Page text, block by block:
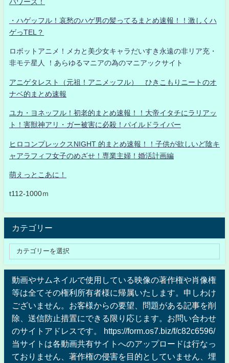
・ハゲッフル！哀愁のハゲ男の髪ってるまとめ速報！！激しくハ
ゲっTEL？
ロボットアニメ！メカと美少女キャラだいすき永遠の非リア充・
非モテ星人 ！あらゆるマニアの為のマニアックサイト
アニゲタレスト（元祖！アニメッフル） ひきこもりニートのオ
ナベ的まとめ速報
ユカ・ヨネッフル！初老的まとめ速報！！大帝イタチにラリアッ
ト！害獣神アリ・ガー被害に必殺！パイルドライバー
ヒロコンプレックスNIGHT 的まとめ速報！！子供が欲しいど陰キ
ャアラフィフ女子のめざせ！専業主婦！婚活計画編
萌えっとこあに！
t112-1000ｍ
カテゴリー
動画やサムネイルで使用している映像の著作権や肖像権
等は全てその権利所有者様に帰属いたします。申しわけ
ございません。お客様からの要望、問題がある記事を削
除、送信防止措置にできる限り応じます。お問い合わせ
のサイトアドレスです。 https://form.os7.biz/f/c82c6596/
当サイトは各動画共有サイトへのアップロードは行なっ
ておりません、著作権の侵害を目的としていません、埋